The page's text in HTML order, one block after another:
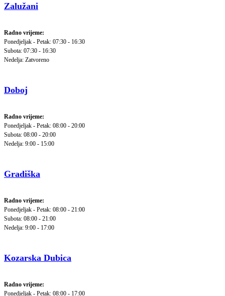
Zalužani
Radno vrijeme:
Ponedjeljak - Petak: 07:30 - 16:30
Subota: 07:30 - 16:30
Nedelja: Zatvoreno
Doboj
Radno vrijeme:
Ponedjeljak - Petak: 08:00 - 20:00
Subota: 08:00 - 20:00
Nedelja: 9:00 - 15:00
Gradiška
Radno vrijeme:
Ponedjeljak - Petak: 08:00 - 21:00
Subota: 08:00 - 21:00
Nedelja: 9:00 - 17:00
Kozarska Dubica
Radno vrijeme:
Ponedjeljak - Petak: 08:00 - 17:00